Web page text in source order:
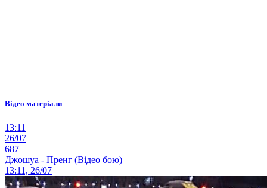
Відео матеріали
13:11
26/07
687
Джошуа - Пренг (Відео бою)
13:11, 26/07